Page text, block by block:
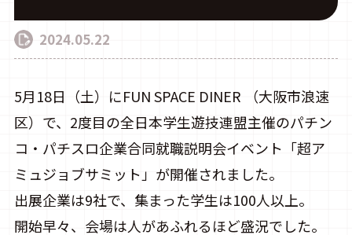
2024.05.22
5月18日（土）にFUN SPACE DINER （大阪市浪速
区）で、2度目の全日本学生遊技連盟主催のパチン
コ・パチスロ企業合同就職説明会イベント「超ア
ミュジョブサミット」が開催されました。
出展企業は9社で、集まった学生は100人以上。
開始早々、会場は人があふれるほど盛況でした。